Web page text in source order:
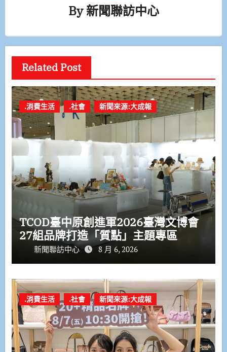
By新聞聯訪中心
Related Post
.消費生活 .社會 新聞來源:大成報
TCOD臺中原創進軍2026臺灣文博會
27組品牌打造「質點」主題專區
新聞聯訪中心 8 月 6, 2026
.消費生活 .社會 新聞來源:大成報